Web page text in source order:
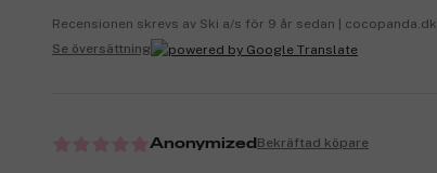
Recensionen skrevs av Ski a/s för 9 år sedan | cocopanda.dk
Se översättning
Anonymized Bekräftad köpare